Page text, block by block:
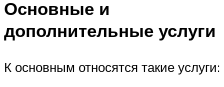
Основные и
дополнительные услуги
К основным относятся такие услуги: